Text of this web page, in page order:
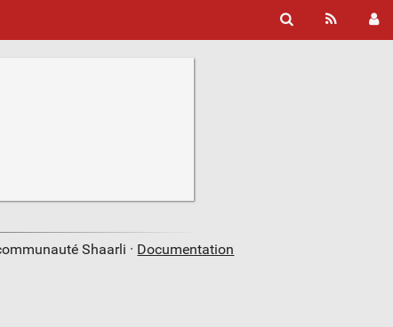
Shaarli · Documentation